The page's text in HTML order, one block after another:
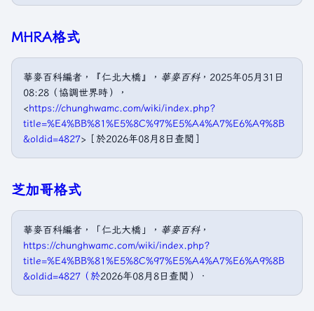
MHRA格式
華麥百科編者，『仁北大橋』， 華麥百科，2025年05月31日
08:28（協調世界時），
<https://chunghwamc.com/wiki/index.php?
title=%E4%BB%81%E5%8C%97%E5%A4%A7%E6%A9%8B
&oldid=4827>［於2026年08月8日查閲］
芝加哥格式
華麥百科編者，「仁北大橋」， 華麥百科，
https://chunghwamc.com/wiki/index.php?
title=%E4%BB%81%E5%8C%97%E5%A4%A7%E6%A9%8B
&oldid=4827（於2026年08月8日查閲）．